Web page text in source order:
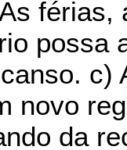
possa
c)
novo
da